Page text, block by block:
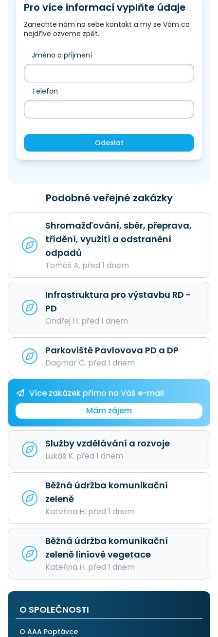
Pro více informací vyplňte údaje
Zanechte nám na sebe kontakt a my se Vám co
nejdříve ozveme zpět.
Jméno a příjmení
Telefon
Odeslat
Podobné veřejné zakázky
Shromažďování, sběr, přeprava,
třídění, využití a odstranění
odpadů
Tomáš A. před 1 dnem
Infrastruktura pro výstavbu RD -
PD
Ondřej H. před 1 dnem
Parkoviště Pavlovova PD a DP
Dagmar Č. před 1 dnem
Více zakázek přímo na Váš e-mail
Mám zájem
Služby vzdělávání a rozvoje
Lukáš K. před 1 dnem
Běžná údržba komunikační
zeleně
Kateřina H. před 1 dnem
Běžná údržba komunikační
zeleně liniové vegetace
Kateřina H. před 1 dnem
O SPOLEČNOSTI
O AAA Poptávce